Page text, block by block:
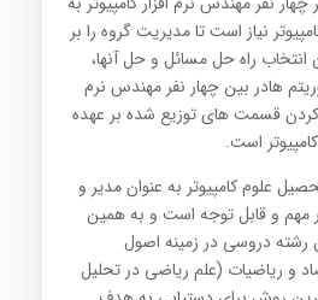
نياز است تا مديريت گروه را بر
راه حل مسائل و حل آنها،
هادر بين چهار نفر مهندس نرم
کردن قسمت هاي توزيع شده بر عهده
است.
علوم کامپيوتر به عنوان مدير و
مهم و قابل توجه است و به همين
رشته دروسي در زمينه اصول
و رياضيات (علم رياضي در تحليل